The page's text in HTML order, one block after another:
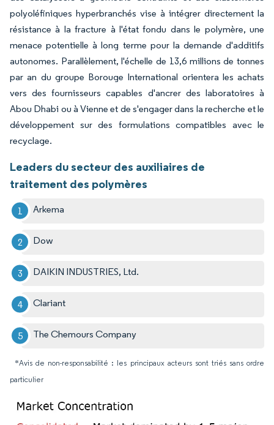
polyoléfiniques hyperbranchés vise à intégrer directement la
résistance à la fracture à l'état fondu dans le polymère, une
menace potentielle à long terme pour la demande d'additifs
autonomes. Parallèlement, l'échelle de 13,6 millions de tonnes
par an du groupe Borouge International orientera les achats
vers des fournisseurs capables d'ancrer des laboratoires à
Abou Dhabi ou à Vienne et de s'engager dans la recherche et le
développement sur des formulations compatibles avec le
recyclage.
Leaders du secteur des auxiliaires de
traitement des polymères
Arkema
Dow
DAIKIN INDUSTRIES, Ltd.
Clariant
The Chemours Company
*Avis de non-responsabilité : les principaux acteurs sont triés sans ordre
particulier